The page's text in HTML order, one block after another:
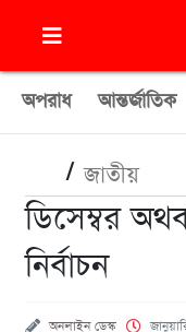
অপরাধ আন্তর্জাতিক
/জাতীয়
ডিসেম্বর
নির্বাচন
অনলাইন ডেস্ক